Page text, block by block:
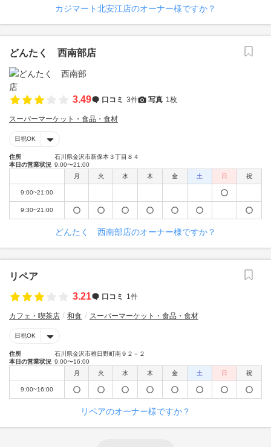
カジマート北安江店のオーナー様ですか？
どんたく 西南部店
3.49 口コミ 3件 写真 1枚
スーパーマーケット・食品・食材
日祝OK
住所
石川県金沢市新保本３丁目８４
本日の営業状況 9:00〜21:00
月
火 水 木 金 土 日 祝
9:00~21:00
9:30~21:00
どんたく 西南部店のオーナー様ですか？
リペア
3.21
口コミ 1件
カフェ・喫茶店 和食 スーパーマーケット・食品・食材
日祝OK
住所
石川県金沢市稚日野町南９２－２
本日の営業状況 9:00〜16:00
月
火 水 木 金 土 日 祝
9:00~16:00
リペアのオーナー様ですか？